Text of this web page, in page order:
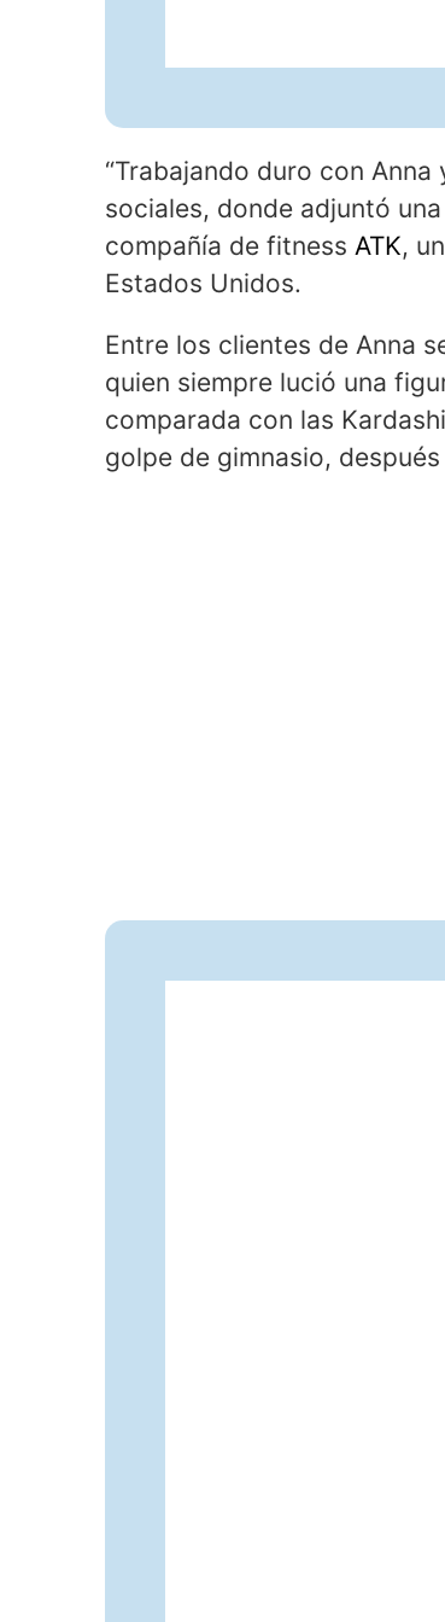
“Trabajando duro con Anna
sociales, donde adjuntó
compañía de fitness ATK,
Estados Unidos.
Entre los clientes de Anna
quien siempre lució una
comparada con las
golpe de gimnasio,